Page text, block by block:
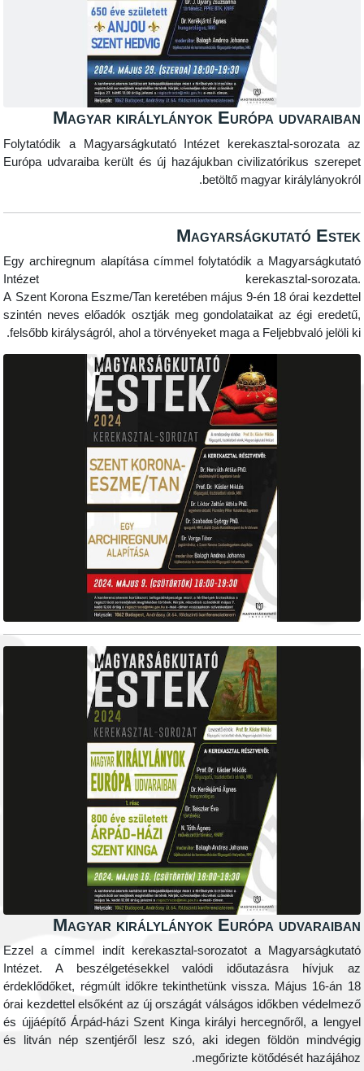
Magyar királylányok Európa
Folytatódik a Magyarságkutató Intézet kerekasztal-
Európa udvaraiba került és új hazájukban
betöltő magyar
Egy archiregnum alapítása címmel folytatódik a
Intézet kerekasztal-
ASzent Korona Eszme/Tankeretébenmájus 9-én18
szintén neves előadók osztják meg gondolataikat az
felsőbb királyságról, ahol a törvényeket maga a
Magyar királylányok Európa
Ezzel a címmel indít kerekasztal-sorozatot a
Intézet. A beszélgetésekkel valódi
érdeklődőket, régmúlt időkre tekinthetünk vissza.
órai kezdettel elsőként az új országát válságos
és újjáépítő Árpád-házi Szent Kinga királyi
és litván nép szentjéről lesz szó, aki idegen
megőrizte